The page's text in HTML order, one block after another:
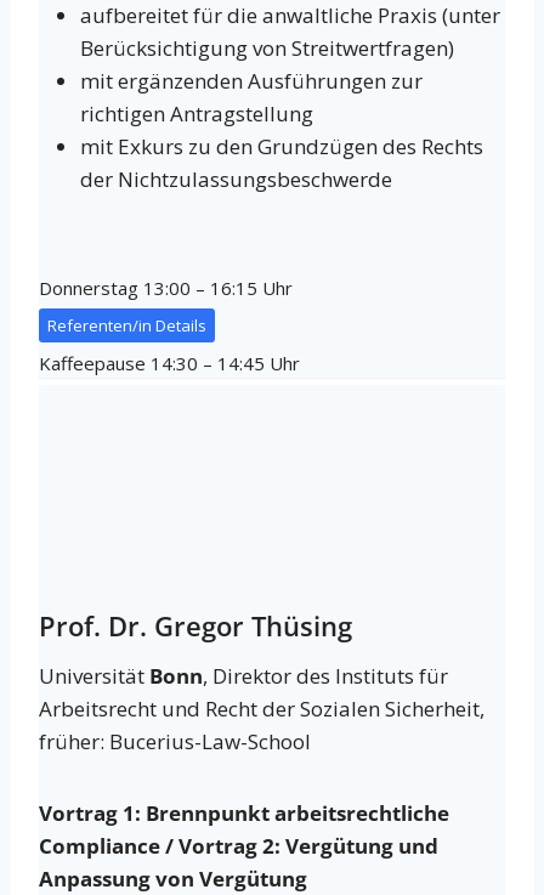
aufbereitet für die anwaltliche Praxis (unter
Berücksichtigung von Streitwertfragen)
mit ergänzenden Ausführungen zur
richtigen Antragstellung
mit Exkurs zu den Grundzügen des Rechts
der Nichtzulassungsbeschwerde
Donnerstag 13:00 – 16:15 Uhr
Referenten/in Details
Kaffeepause 14:30 – 14:45 Uhr
Prof. Dr. Gregor Thüsing
Universität Bonn, Direktor des Instituts für
Arbeitsrecht und Recht der Sozialen Sicherheit,
früher: Bucerius-Law-School
Vortrag 1: Brennpunkt arbeitsrechtliche
Compliance / Vortrag 2: Vergütung und
Anpassung von Vergütung